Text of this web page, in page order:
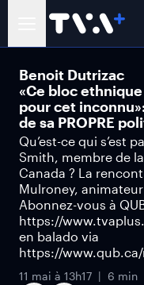
Benoit Dutrizac
«Ce bloc
pour cet
de sa PROPRE
Qu’est-ce qui s’est
Smith, membre de
Canada ? La
Mulroney,
Abonnez-vous à
https://
en balado via
https://
11 mai à 13h17 6 min